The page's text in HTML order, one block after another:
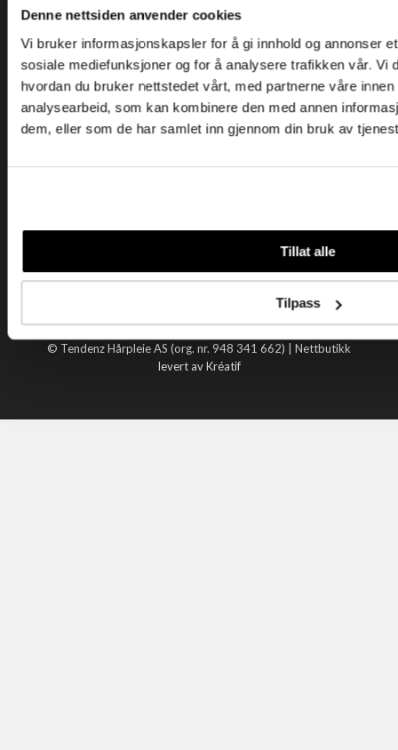
Denne nettsiden anvender cookies
Vi bruker informasjonskapsler for å gi innhold og annonser
sosiale mediefunksjoner og for å analysere trafikken vår. Vi
hvordan du bruker nettstedet vårt, med partnerne våre
analysearbeid, som kan kombinere den med annen
dem, eller som de har samlet inn gjennom din bruk av
Tillat alle
Tilpass
Personvern
Holtegata 26, 0355 Oslo
Telefon: +47 22 92 50 00
E-post: kundeservice@tendenz.net
Nyttige lenker
Datablad
Om oss
Handle hos oss
© Tendenz Hårpleie AS (org. nr. 948 341 662) | Nettbutikk
levert av Kréatif